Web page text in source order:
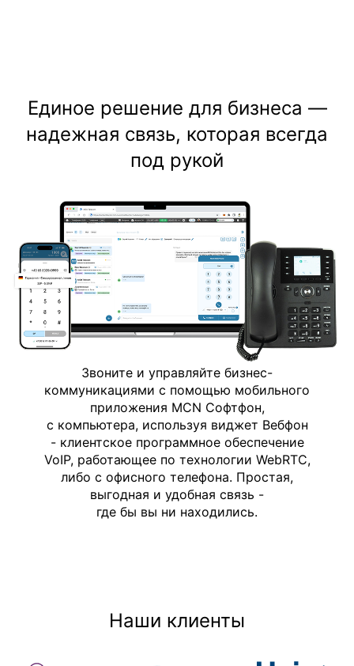
Единое решение для бизнеса —
надежная связь, которая всегда
под рукой
Звоните и управляйте бизнес-
коммуникациями с помощью мобильного
приложения MCN Софтфон,
с компьютера, используя виджет Вебфон
- клиентское программное обеспечение
VoIP, работающее по технологии WebRTC,
либо с офисного телефона. Простая,
выгодная и удобная связь -
где бы вы ни находились.
Наши клиенты